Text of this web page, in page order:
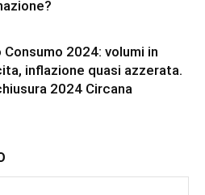
Consumo 2024: volumi in
inflazione quasi azzerata.
2024 Circana